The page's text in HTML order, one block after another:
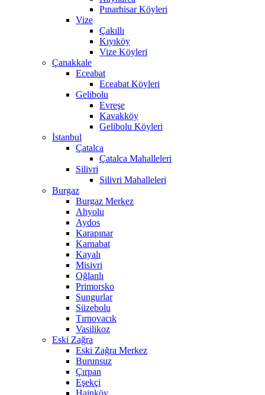
Pınarhisar Köyleri
Vize
Çakıllı
Kıyıköy
Vize Köyleri
Çanakkale
Eceabat
Eceabat Köyleri
Gelibolu
Evreşe
Kavakköy
Gelibolu Köyleri
İstanbul
Çatalca
Çatalca Mahalleleri
Silivri
Silivri Mahalleleri
Burgaz
Burgaz Merkez
Ahyolu
Aydos
Karapınar
Karnabat
Kayalı
Misivri
Oğlanlı
Primorsko
Sungurlar
Süzebolu
Tırnovacık
Vasilikoz
Eski Zağra
Eski Zağra Merkez
Burunsuz
Çırpan
Eşekçi
Hainköy